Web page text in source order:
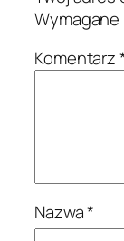
Komentarz
Nazwa*